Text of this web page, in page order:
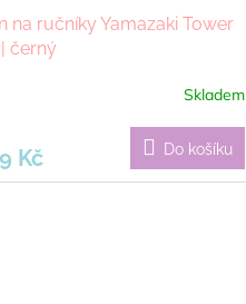
na ručníky Yamazaki Tower
černý
Skladem
Kč Do košíku